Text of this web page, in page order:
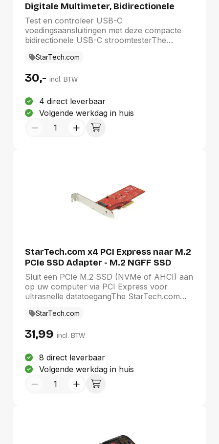
gegarandeerde betrouwbaarheid.NB: USB
3.0 is ook bekend als USB 3.1 Gen 1 (5
Gbps).
Digitale Multimeter, Bidirectionele
Stroom- en Spanningsmeter, Tot 240W
PD EPR, Compacte USB-C Kabel en
Poort Stroomtester
Test en controleer USB-C
voedingsaansluitingen met deze compacte
bidirectionele USB-C stroomtesterThe
StarTech.com
30,- incl. BTW
4 direct leverbaar
Volgende werkdag in huis
StarTech.com x4 PCI Express naar M.2
PCIe SSD Adapter - M.2 NGFF SSD
(NVMe of AHCI) Adapterkaart
Sluit een PCIe M.2 SSD (NVMe of AHCI) aan
op uw computer via PCI Express voor
ultrasnelle datatoegangThe StarTech.com
StarTech.com
31,99 incl. BTW
8 direct leverbaar
Volgende werkdag in huis